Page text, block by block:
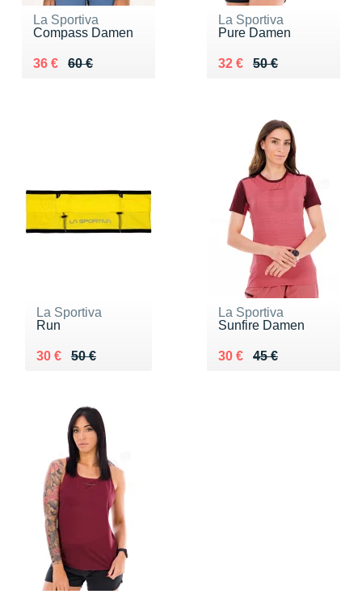
La Sportiva
Compass Damen
60 €
Au lieu de 60 €
36 €
Vendu 36 €
La Sportiva
Pure Damen
50 €
Au lieu de 50 €
32 €
Vendu 32 €
La Sportiva
Run
50 €
Au lieu de 50 €
30 €
Vendu 30 €
La Sportiva
Sunfire Damen
45 €
Au lieu de 45 €
30 €
Vendu 30 €